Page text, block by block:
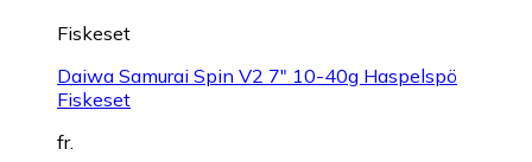
Fiskeset
Daiwa Samurai Spin V2 7" 10-40g Haspelspö
Fiskeset
fr.